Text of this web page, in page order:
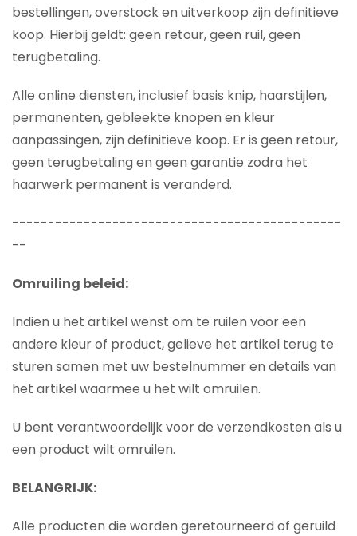
bestellingen, overstock en uitverkoop zijn definitieve
koop. Hierbij geldt: geen retour, geen ruil, geen
terugbetaling.
Alle online diensten, inclusief basis knip, haarstijlen,
permanenten, gebleekte knopen en kleur
aanpassingen, zijn definitieve koop. Er is geen retour,
geen terugbetaling en geen garantie zodra het
haarwerk permanent is veranderd.
----------------------------------------------
--
Omruiling beleid:
Indien u het artikel wenst om te ruilen voor een
andere kleur of product, gelieve het artikel terug te
sturen samen met uw bestelnummer en details van
het artikel waarmee u het wilt omruilen.
U bent verantwoordelijk voor de verzendkosten als u
een product wilt omruilen.
BELANGRIJK:
Alle producten die worden geretourneerd of geruild